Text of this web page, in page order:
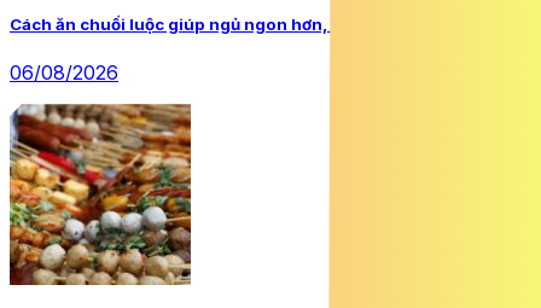
Cách ăn chuối luộc giúp ngủ ngon hơn, đỡ trằn trọc mất ngủ
06/08/2026